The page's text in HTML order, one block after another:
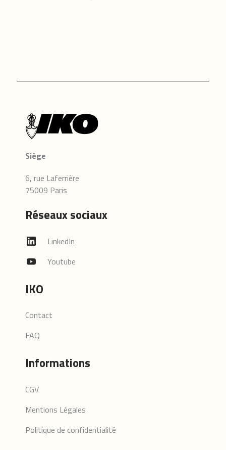
Siège
6, rue Laferrière
75009 Paris
Réseaux sociaux
LinkedIn
Youtube
IKO
Contact
FAQ
Informations
CGV
Mentions Légales
Politique de confidentialité